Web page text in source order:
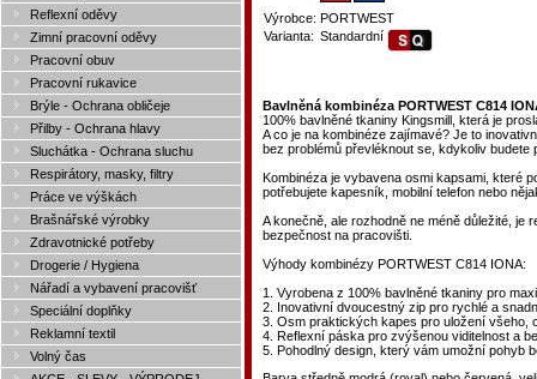
Reflexní oděvy
Zimní pracovní oděvy
Pracovní obuv
Pracovní rukavice
Brýle - Ochrana obličeje
Přilby - Ochrana hlavy
Sluchátka - Ochrana sluchu
Respirátory, masky, filtry
Práce ve výškách
Brašnářské výrobky
Zdravotnické potřeby
Drogerie / Hygiena
Nářadí a vybavení pracovišť
Speciální doplňky
Reklamní textil
Volný čas
Výrobce: PORTWEST
Varianta: Standardní
Bavlněná kombinéza PORTWEST C814
100% bavlněné tkaniny Kingsmill, která je
A co je na kombinéze zajímavé? Je to
bez problémů převléknout se, kdykoliv budete
Kombinéza je vybavena osmi kapsami, které
potřebujete kapesník, mobilní telefon nebo
A konečně, ale rozhodně ne méně důležité,
bezpečnost na pracovišti.
Výhody kombinézy PORTWEST C814 IONA:
1. Vyrobena z 100% bavlněné tkaniny pro
2. Inovativní dvoucestný zip pro rychlé a
3. Osm praktických kapes pro uložení všeho,
4. Reflexní páska pro zvýšenou viditelnost a
5. Pohodlný design, který vám umožní pohyb